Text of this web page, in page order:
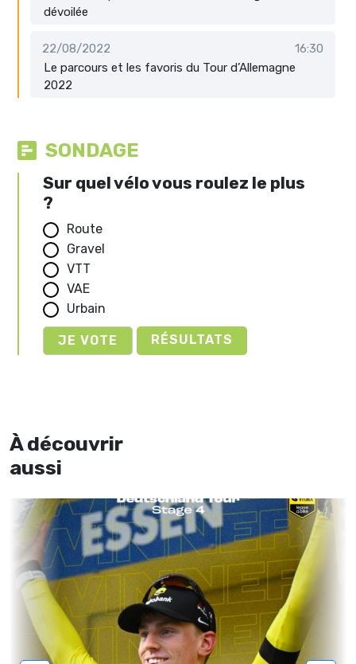
dévoilée
22/08/2022
16:30
Le parcours et les favoris du Tour d’Allemagne
2022
SONDAGE
Sur quel vélo vous roulez le plus
?
Route
Gravel
VTT
VAE
Urbain
RÉSULTATS
À découvrir
aussi